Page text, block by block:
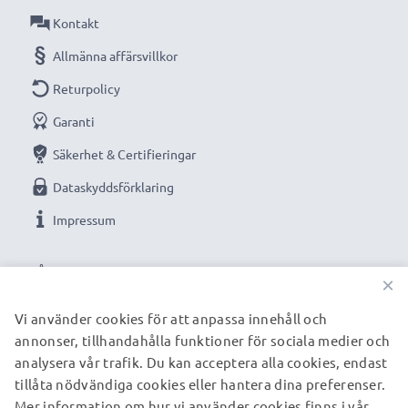
subtel i hållbart material för lång användning.
Vi grundades år 2004 och är en internationell
specialist som endast erbjuder kvalitetsprodukter.
Därför har vi en garanti på 36 månader!
VÅRA BETALNINGSALTERNATIV
Kontakt
Allmänna affärsvillkor
Returpolicy
Garanti
Säkerhet & Certifieringar
Dataskyddsförklaring
Impressum
VÅRA FRAKTPARTNERS
×
Vi använder cookies för att anpassa innehåll och
annonser, tillhandahålla funktioner för sociala medier och
analysera vår trafik. Du kan acceptera alla cookies, endast
tillåta nödvändiga cookies eller hantera dina preferenser.